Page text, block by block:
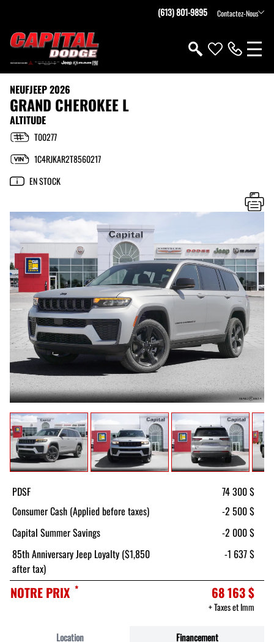
(613) 801-9895 Contactez-Nous
NEUFJEEP 2026
GRAND CHEROKEE L
ALTITUDE
T00277
1C4RJKAR2T8560217
EN STOCK
PDSF
74 300 $
Consumer Cash (Applied before taxes)
-2 500 $
Capital Summer Savings
-2 000 $
85th Anniversary Jeep Loyalty ($1,850
after tax)
-1 637 $
NOTRE PRIX * 68 163 $
+ Taxes et Imm
Location Financement